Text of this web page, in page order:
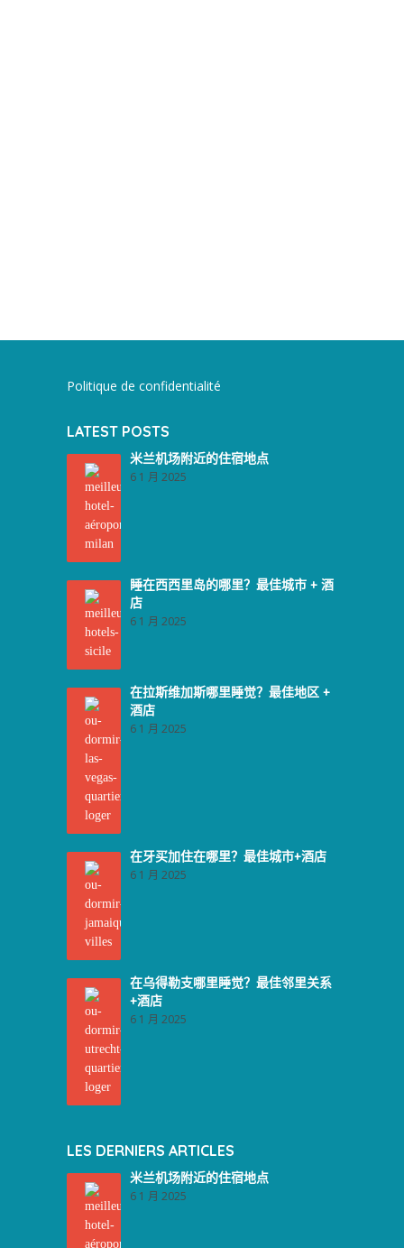
Politique de confidentialité
LATEST POSTS
米兰机场附近的住宿地点
6 1 月 2025
睡在西西里岛的哪里？最佳城市 + 酒
店
6 1 月 2025
在拉斯维加斯哪里睡觉？最佳地区 +
酒店
6 1 月 2025
在牙买加住在哪里？最佳城市+酒店
6 1 月 2025
在乌得勒支哪里睡觉？最佳邻里关系
+酒店
6 1 月 2025
LES DERNIERS ARTICLES
米兰机场附近的住宿地点
6 1 月 2025